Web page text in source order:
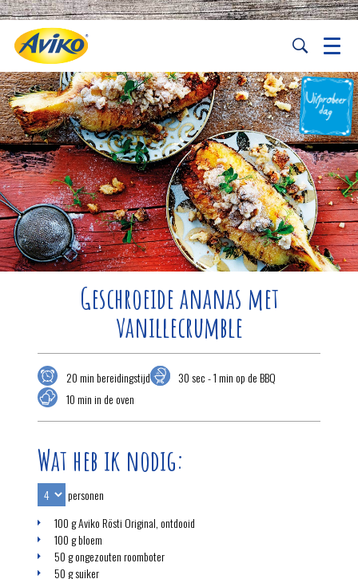
Geschroeide ananas met
vanillecrumble
20 min bereidingstijd
30 sec - 1 min op de BBQ
10 min in de oven
Wat heb ik nodig:
personen
100 g Aviko Rösti Original, ontdooid
100 g bloem
50 g ongezouten roomboter
50 g suiker